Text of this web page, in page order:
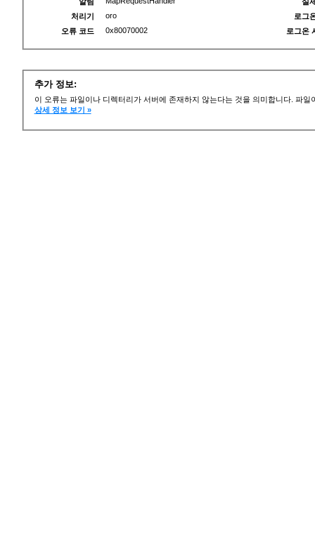
처리기
oro
오류 코드
0x80070002
로그
로그온
추가 정보:
이 오류는 파일이나 디렉터리가 서버에 존재하지 않는다는 것을 의미합니다. 파
상세 정보 보기 »